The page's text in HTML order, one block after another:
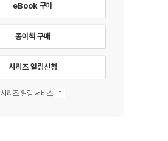
eBook 구매
종이책 구매
시리즈 알림신청
시리즈 알림 서비스